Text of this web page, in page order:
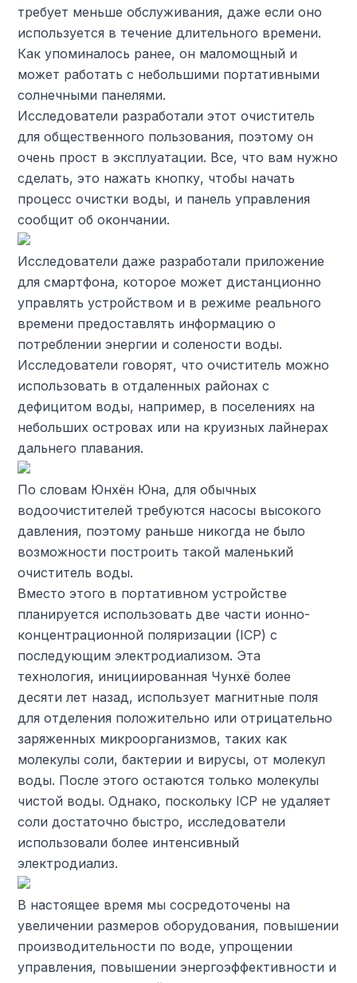
требует меньше обслуживания, даже если оно
используется в течение длительного времени.
Как упоминалось ранее, он маломощный и
может работать с небольшими портативными
солнечными панелями.
Исследователи разработали этот очиститель
для общественного пользования, поэтому он
очень прост в эксплуатации. Все, что вам нужно
сделать, это нажать кнопку, чтобы начать
процесс очистки воды, и панель управления
сообщит об окончании.
Исследователи даже разработали приложение
для смартфона, которое может дистанционно
управлять устройством и в режиме реального
времени предоставлять информацию о
потреблении энергии и солености воды.
Исследователи говорят, что очиститель можно
использовать в отдаленных районах с
дефицитом воды, например, в поселениях на
небольших островах или на круизных лайнерах
дальнего плавания.
По словам Юнхён Юна, для обычных
водоочистителей требуются насосы высокого
давления, поэтому раньше никогда не было
возможности построить такой маленький
очиститель воды.
Вместо этого в портативном устройстве
планируется использовать две части ионно-
концентрационной поляризации (ICP) с
последующим электродиализом. Эта
технология, инициированная Чунхё более
десяти лет назад, использует магнитные поля
для отделения положительно или отрицательно
заряженных микроорганизмов, таких как
молекулы соли, бактерии и вирусы, от молекул
воды. После этого остаются только молекулы
чистой воды. Однако, поскольку ICP не удаляет
соли достаточно быстро, исследователи
использовали более интенсивный
электродиализ.
В настоящее время мы сосредоточены на
увеличении размеров оборудования, повышении
производительности по воде, упрощении
управления, повышении энергоэффективности и